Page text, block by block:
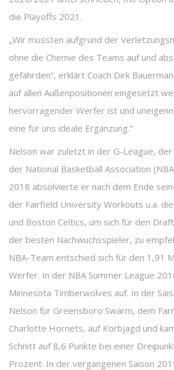
die Playoffs 2021.
„Wir mussten aufgrund der
ohne die Chemie des Teams auf und
gefährden“, erklärt Coach Dirk
auf allen Außenpositionen eingesetzt
hervorragender Werfer ist und
eine für uns ideale Ergänzung.“
Nelson war zuletzt in der G-League, der
der National Basketball Association
2018 absolvierte er nach dem Ende
der Fairfield University Workouts u.a.
und Boston Celtics, um sich für den
der besten Nachwuchsspieler, zu
NBA-Team entschied sich für den 1,91
Werfer. In der NBA Summer League
Minnesota Timberwolves auf. In der
Nelson für Greensboro Swarm, dem
Charlotte Hornets, auf Korbjagd und
Schnitt auf 8,6 Punkte bei einer
Prozent. In der vergangenen Saison